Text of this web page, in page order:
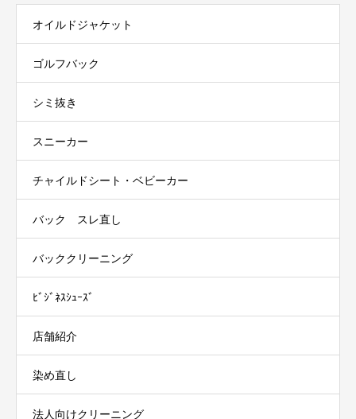
オイルドジャケット
ゴルフバック
シミ抜き
スニーカー
チャイルドシート・ベビーカー
バック スレ直し
バッククリーニング
ﾋﾞｼﾞﾈｽｼｭｰｽﾞ
店舗紹介
染め直し
法人向けクリーニング